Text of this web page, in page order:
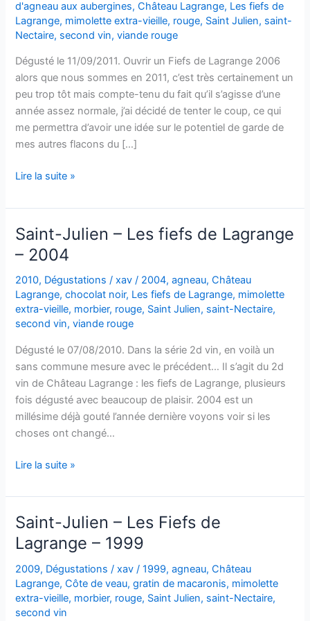
d'agneau aux aubergines,Château Lagrange, Les fiefs de
Lagrange, mimolette extra-vieille, rouge, Saint Julien, saint-
Nectaire, second vin,viande rouge
Dégusté le 11/09/2011. Ouvrir un Fiefs de Lagrange 2006
alors que nous sommes en 2011, c’est très certainement un
peu trop tôt mais compte-tenu du fait qu’il s’agisse d’une
année assez normale, j’ai décidé de tenter le coup, ce qui
me permettra d’avoir une idée sur le potentiel de garde de
mes autres flacons du […]
Saint-
–
Les
Fiefs
de
Lagrange
–
2006
Lire la suite »
Saint-Julien – Les fiefs de Lagrange
– 2004
2010, Dégustations /xav/ 2004,agneau,Château
Lagrange,chocolat noir, Les fiefs de Lagrange, mimolette
extra-vieille, morbier, rouge, Saint Julien, saint-Nectaire,
second vin,viande rouge
Dégusté le 07/08/2010. Dans la série 2d vin, en voilà un
sans commune mesure avec le précédent… Il s’agit du 2d
vin de Château Lagrange : les fiefs de Lagrange, plusieurs
fois dégusté avec beaucoup de plaisir. 2004 est un
millésime déjà gouté l’année dernière voyons voir si les
choses ont changé…
Saint-
–
Les
fiefs
de
Lagrange
–
2004
Lire la suite »
Saint-Julien – Les Fiefs de
Lagrange – 1999
2009, Dégustations /xav/1999,agneau,Château
Lagrange,Côte de veau,gratin de macaronis, mimolette
extra-vieille, morbier, rouge, Saint Julien, saint-Nectaire,
second vin